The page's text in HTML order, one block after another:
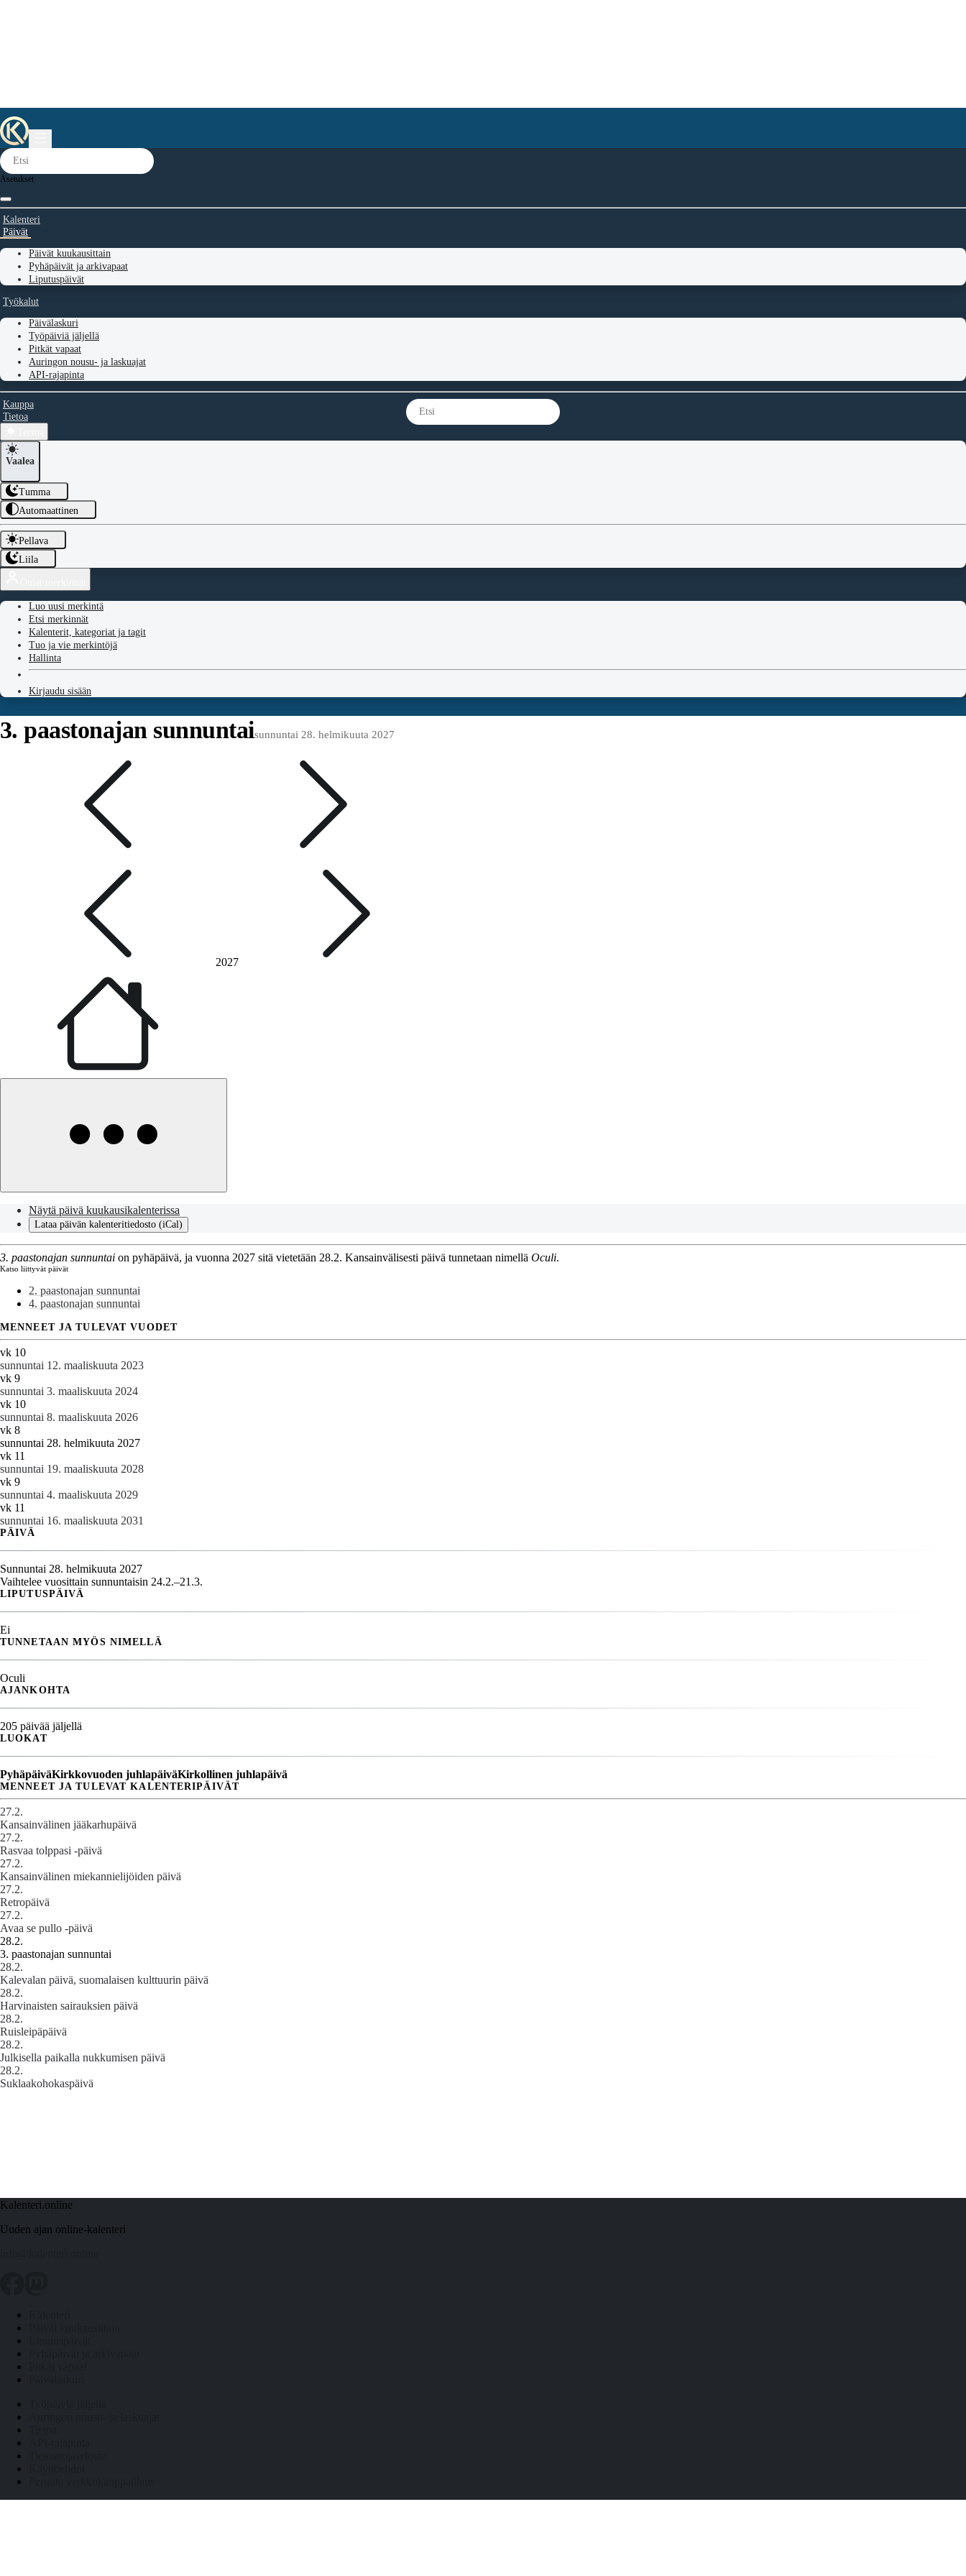
Asetukset
Kalenteri
Päivät
Päivät kuukausittain
Pyhäpäivät ja arkivapaat
Liputuspäivät
Työkalut
Päivälaskuri
Työpäiviä jäljellä
Pitkät vapaat
Auringon nousu- ja laskuajat
API-rajapinta
Kauppa
Tietoa
Vaalea
Tumma
Automaattinen
Pellava
Liila
Luo uusi merkintä
Etsi merkinnät
Kalenterit, kategoriat ja tagit
Tuo ja vie merkintöjä
Hallinta
Kirjaudu sisään
3. paastonajan sunnuntaisunnuntai 28. helmikuuta 2027
2027
Näytä päivä kuukausikalenterissa
Lataa päivän kalenteritiedosto (iCal)
3. paastonajan sunnuntai on pyhäpäivä, ja vuonna 2027 sitä vietetään 28.2. Kansainvälisesti päivä tunnetaan nimellä Oculi.
Katso liittyvät päivät
2. paastonajan sunnuntai
4. paastonajan sunnuntai
MENNEET JA TULEVAT VUODET
vk 10
sunnuntai 12. maaliskuuta 2023
vk 9
sunnuntai 3. maaliskuuta 2024
vk 10
sunnuntai 8. maaliskuuta 2026
vk 8
sunnuntai 28. helmikuuta 2027
vk 11
sunnuntai 19. maaliskuuta 2028
vk 9
sunnuntai 4. maaliskuuta 2029
vk 11
sunnuntai 16. maaliskuuta 2031
PÄIVÄ
Sunnuntai 28. helmikuuta 2027
Vaihtelee vuosittain sunnuntaisin 24.2.–21.3.
LIPUTUSPÄIVÄ
Ei
TUNNETAAN MYÖS NIMELLÄ
Oculi
AJANKOHTA
205 päivää jäljellä
LUOKAT
PyhäpäiväKirkkovuoden juhlapäiväKirkollinen juhlapäivä
MENNEET JA TULEVAT KALENTERIPÄIVÄT
27.2.
Kansainvälinen jääkarhupäivä
27.2.
Rasvaa tolppasi -päivä
27.2.
Kansainvälinen miekannielijöiden päivä
27.2.
Retropäivä
27.2.
Avaa se pullo -päivä
28.2.
3. paastonajan sunnuntai
28.2.
Kalevalan päivä, suomalaisen kulttuurin päivä
28.2.
Harvinaisten sairauksien päivä
28.2.
Ruisleipäpäivä
28.2.
Julkisella paikalla nukkumisen päivä
28.2.
Suklaakohokaspäivä
Kalenteri.online
Uuden ajan online-kalenteri